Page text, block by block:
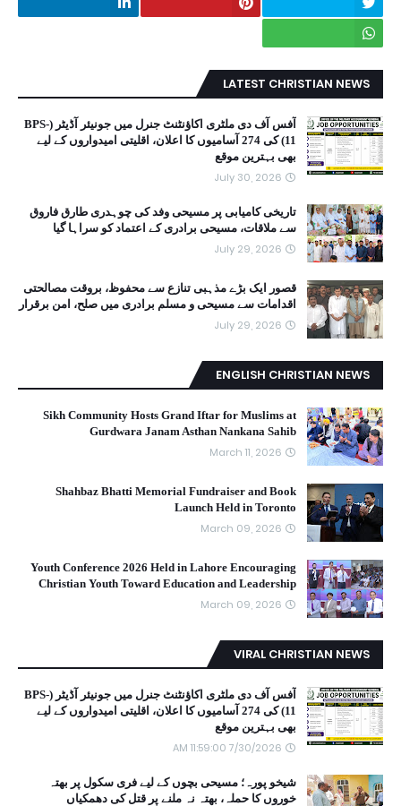
LATEST CHRISTIAN NEWS
آفس آف دی ملٹری اکاؤنٹنٹ جنرل میں جونیئر آڈیٹر (BPS-
11) کی 274 آسامیوں کا اعلان، اقلیتی امیدواروں کے لیے
بھی بہترین موقع
July 30, 2026
تاریخی کامیابی پر مسیحی وفد کی چوہدری طارق فاروق
سے ملاقات، مسیحی برادری کے اعتماد کو سراہا گیا
July 29, 2026
قصور ایک بڑے مذہبی تنازع سے محفوظ، بروقت مصالحتی
اقدامات سے مسیحی و مسلم برادری میں صلح، امن برقرار
July 29, 2026
ENGLISH CHRISTIAN NEWS
Sikh Community Hosts Grand Iftar for Muslims at
Gurdwara Janam Asthan Nankana Sahib
March 11, 2026
Shahbaz Bhatti Memorial Fundraiser and Book
Launch Held in Toronto
March 09, 2026
Youth Conference 2026 Held in Lahore Encouraging
Christian Youth Toward Education and Leadership
March 09, 2026
VIRAL CHRISTIAN NEWS
آفس آف دی ملٹری اکاؤنٹنٹ جنرل میں جونیئر آڈیٹر (BPS-
11) کی 274 آسامیوں کا اعلان، اقلیتی امیدواروں کے لیے
بھی بہترین موقع
7/30/2026 11:59:00 AM
شیخو پورہ؛ مسیحی بچوں کے لیے فری سکول پر بھتہ
خوروں کا حملہ، بھتہ نہ ملنے پر قتل کی دھمکیاں